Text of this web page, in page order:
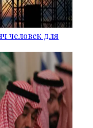
человек для